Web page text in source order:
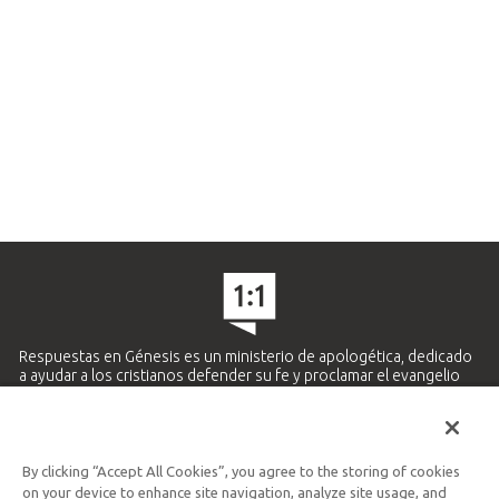
Respuestas en Génesis es un ministerio de apologética, dedicado
a ayudar a los cristianos defender su fe y proclamar el evangelio
Ministerio Hispano y Latinoamericano
By clicking “Accept All Cookies”, you agree to the storing of cookies
on your device to enhance site navigation, analyze site usage, and